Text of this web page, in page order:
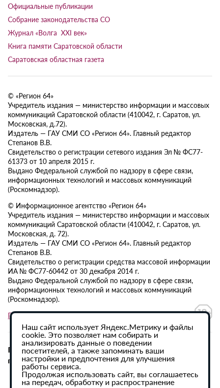
Официальные публикации
Собрание законодательства СО
Журнал «Волга XXI век»
Книга памяти Саратовской области
Саратовская областная газета
© «Регион 64»
Учредитель издания — министерство информации и массовых
коммуникаций Саратовской области (410042, г. Саратов, ул.
Московская, д.72).
Издатель — ГАУ СМИ СО «Регион 64». Главный редактор
Степанов В.В.
Свидетельство о регистрации сетевого издания Эл № ФС77-
61373 от 10 апреля 2015 г.
Выдано Федеральной службой по надзору в сфере связи,
информационных технологий и массовых коммуникаций
(Роскомнадзор).
© Информационное агентство «Регион 64»
Учредитель издания — министерство информации и массовых
коммуникаций Саратовской области (410042, г. Саратов, ул.
Московская, д. 72).
Издатель — ГАУ СМИ СО «Регион 64». Главный редактор
Степанов В.В.
Свидетельство о регистрации средства массовой информации
ИА № ФС77-60442 от 30 декабря 2014 г.
Выдано Федеральной службой по надзору в сфере связи,
информационных технологий и массовых коммуникаций
(Роскомнадзор).
Политика в отношении обработки персональных данных
При использовании материалов сайта активная
гиперссылка на ИА «Регион 64» обязательна.
Наш сайт использует Яндекс.Метрику и файлы
cookie. Это позволяет нам собирать и
анализировать данные о поведении
посетителей, а также запоминать ваши
настройки и предпочтения для улучшения
работы сервиса.
Продолжая использовать сайт, вы соглашаетесь
на передач, обработку и распространение